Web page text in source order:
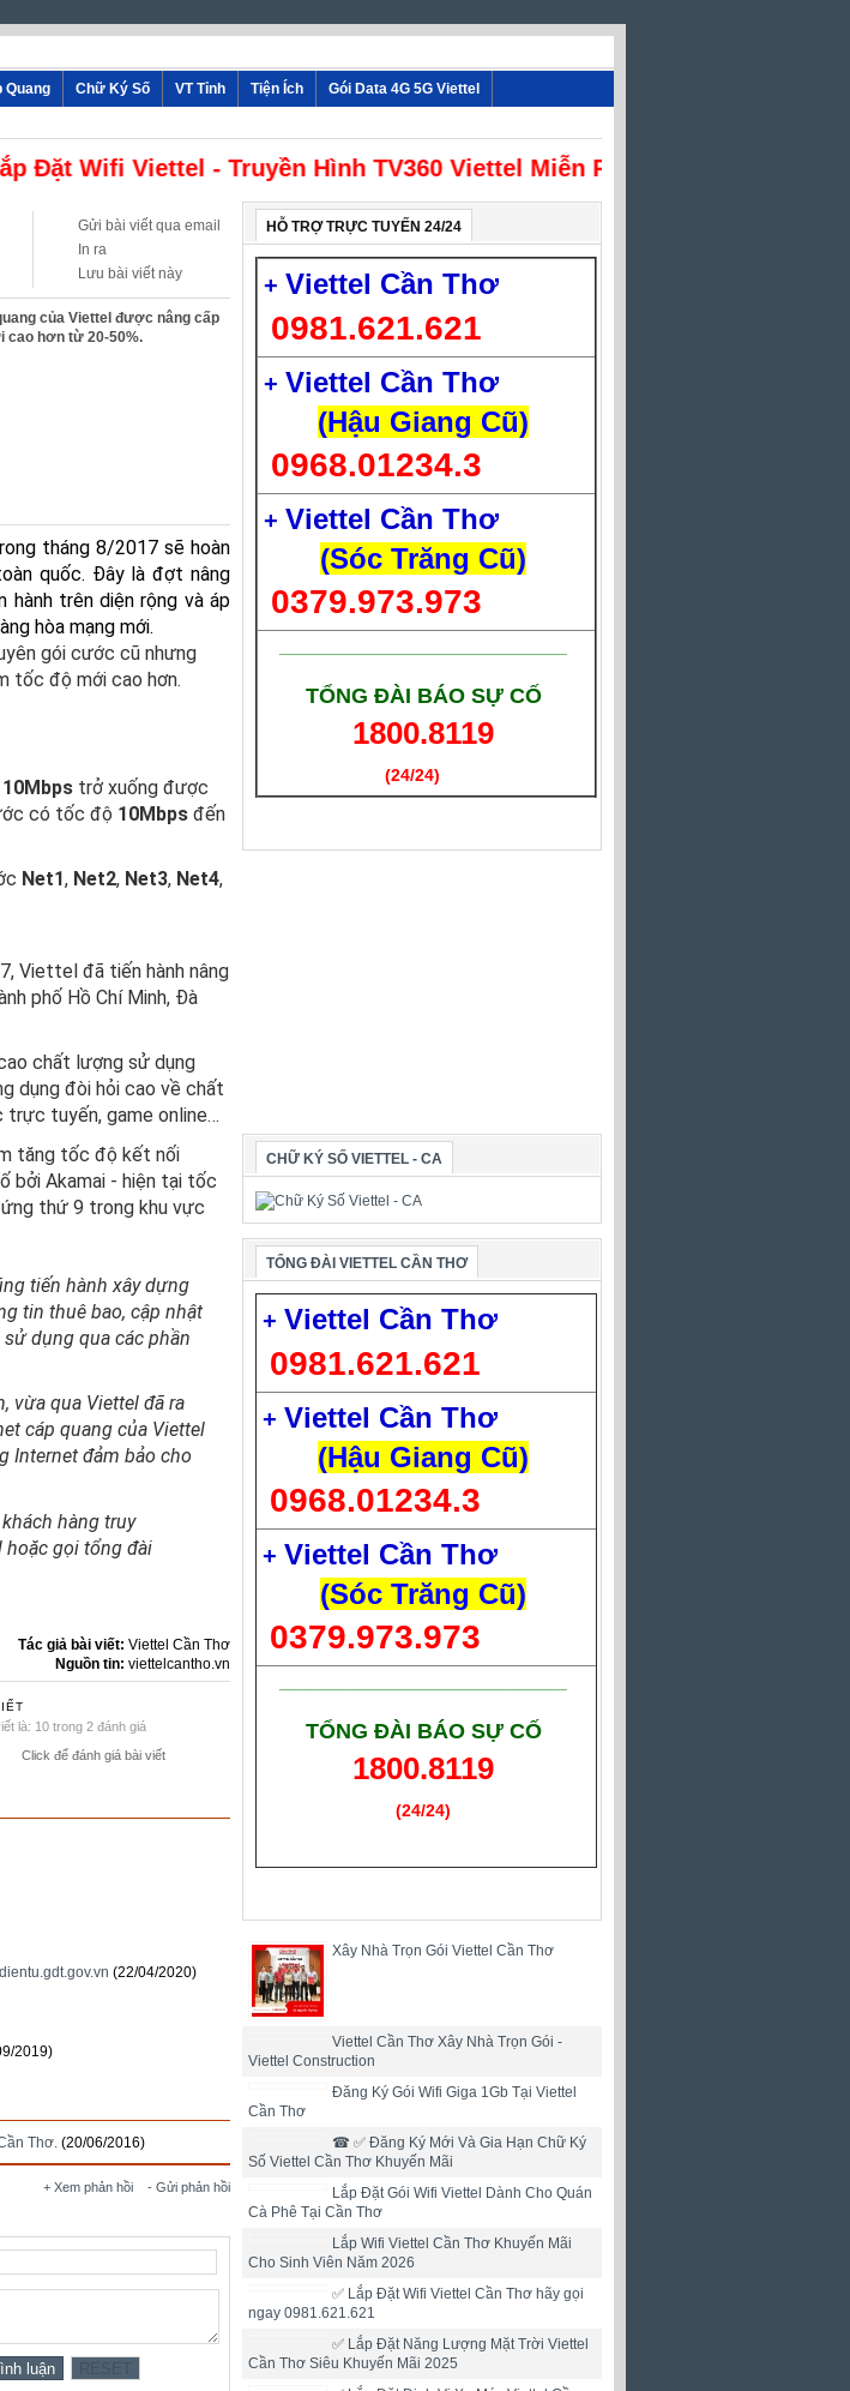
Quang Chữ Ký Số VT Tỉnh Tiện Ích
Gói Data 4G 5G Viettel
Wifi Viettel - Truyền Hình TV360 Viettel Miễn Phí
Gửi bài viết qua email
In ra
Lưu bài viết này
của Viettel được nâng cấp
cao hơn từ 20-50%.
tháng 8/2017 sẽ hoàn
quốc. Đây là đợt nâng
trên diện rộng và áp
hòa mạng mới.
gói cước cũ nhưng
tốc độ mới cao hơn.
10Mbps trở xuống được
có tốc độ 10Mbps đến
Net1, Net2, Net3, Net4,
Viettel đã tiến hành nâng
phố Hồ Chí Minh, Đà
chất lượng sử dụng
dụng đòi hỏi cao về chất
trực tuyến, game online…
tăng tốc độ kết nối
bởi Akamai - hiện tại tốc
thứ 9 trong khu vực
tiến hành xây dựng
tin thuê bao, cập nhật
dụng qua các phần
vừa qua Viettel đã ra
cáp quang của Viettel
Internet đảm bảo cho
hàng truy
hoặc gọi tổng đài
Tác giả bài viết: Viettel Cần Thơ
Nguồn tin: viettelcantho.vn
là: 10 trong 2 đánh giá
Click để đánh giá bài viết
(22/04/2020)
2019)
Thơ. (20/06/2016)
+ Xem phản hồi - Gửi phản hồi
HỖ TRỢ TRỰC TUYẾN 24/24
+ Viettel Cần Thơ
0981.621.621
+ Viettel Cần Thơ
(Hậu Giang Cũ)
0968.01234.3
+ Viettel Cần Thơ
(Sóc Trăng Cũ)
0379.973.973
TỔNG ĐÀI BÁO SỰ CỐ
1800.8119
(24/24)
CHỮ KÝ SỐ VIETTEL - CA
TỔNG ĐÀI VIETTEL CẦN THƠ
+ Viettel Cần Thơ
0981.621.621
+ Viettel Cần Thơ
(Hậu Giang Cũ)
0968.01234.3
+ Viettel Cần Thơ
(Sóc Trăng Cũ)
0379.973.973
TỔNG ĐÀI BÁO SỰ CỐ
1800.8119
(24/24)
Xây Nhà Trọn Gói Viettel Cần Thơ
Viettel Cần Thơ Xây Nhà Trọn Gói -
Viettel Construction
Đăng Ký Gói Wifi Giga 1Gb Tại Viettel
Cần Thơ
☎ ✅‎ Đăng Ký Mới Và Gia Hạn Chữ Ký
Số Viettel Cần Thơ Khuyến Mãi
Lắp Đặt Gói Wifi Viettel Dành Cho Quán
Cà Phê Tại Cần Thơ
Lắp Wifi Viettel Cần Thơ Khuyến Mãi
Cho Sinh Viên Năm 2026
✅ Lắp Đặt Wifi Viettel Cần Thơ hãy gọi
ngay 0981.621.621
✅ Lắp Đặt Năng Lượng Mặt Trời Viettel
Cần Thơ Siêu Khuyến Mãi 2025